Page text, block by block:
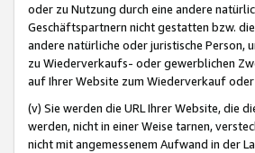
oder zu Nutzung durch eine andere
Geschäftspartnern nicht gestatten bzw.
andere natürliche oder juristische Person,
zu Wiederverkaufs- oder gewerblichen
auf Ihrer Website zum Wiederverkauf
(v) Sie werden die URL Ihrer Website, die
werden, nicht in einer Weise tarnen,
nicht mit angemessenem Aufwand in der